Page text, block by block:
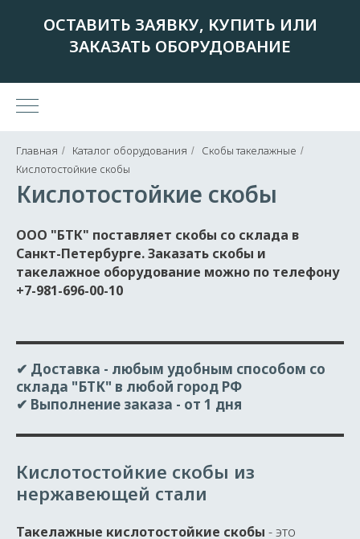
ОСТАВИТЬ ЗАЯВКУ, КУПИТЬ ИЛИ
ЗАКАЗАТЬ ОБОРУДОВАНИЕ
Главная / Каталог оборудования / Скобы такелажные /
Кислотостойкие скобы
Кислотостойкие скобы
ООО "БТК" поставляет скобы со склада в
Санкт-Петербурге. Заказать скобы и
такелажное оборудование можно по телефону
+7-981-696-00-10
✔ Доставка - любым удобным способом со
склада "БТК" в любой город РФ
✔ Выполнение заказа - от 1 дня
Кислотостойкие скобы из
нержавеющей стали
Такелажные кислотостойкие скобы - это